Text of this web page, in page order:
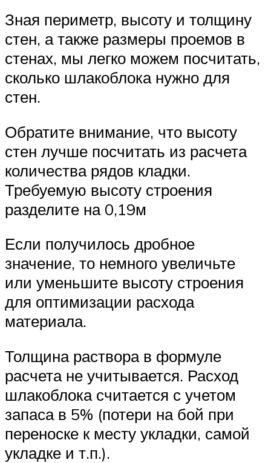
Зная периметр, высоту и толщину
стен, а также размеры проемов в
стенах, мы легко можем посчитать,
сколько шлакоблока нужно для
стен.
Обратите внимание, что высоту
стен лучше посчитать из расчета
количества рядов кладки.
Требуемую высоту строения
разделите на 0,19м
Если получилось дробное
значение, то немного увеличьте
или уменьшите высоту строения
для оптимизации расхода
материала.
Толщина раствора в формуле
расчета не учитывается. Расход
шлакоблока считается с учетом
запаса в 5% (потери на бой при
переноске к месту укладки, самой
укладке и т.п.).